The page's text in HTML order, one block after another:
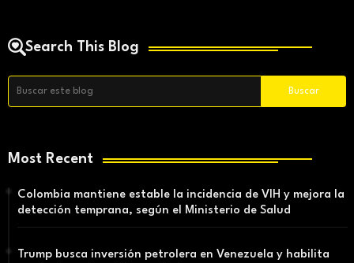
Search This Blog
Most Recent
Colombia mantiene estable la incidencia de VIH y mejora la
detección temprana, según el Ministerio de Salud
Trump busca inversión petrolera en Venezuela y habilita